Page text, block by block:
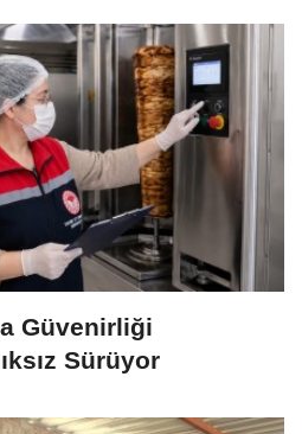
Güvenirliği
Sürüyor